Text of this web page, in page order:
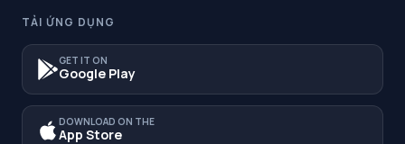
TẢI ỨNG DỤNG
GET IT ON
Google Play
DOWNLOAD ON THE
App Store